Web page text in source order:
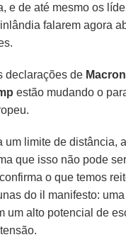
e de até mesmo os
falarem agora
declarações de Macron
estão mudando o
um limite de distância,
que isso não pode
o que temos
do il manifesto:
um alto potencial de